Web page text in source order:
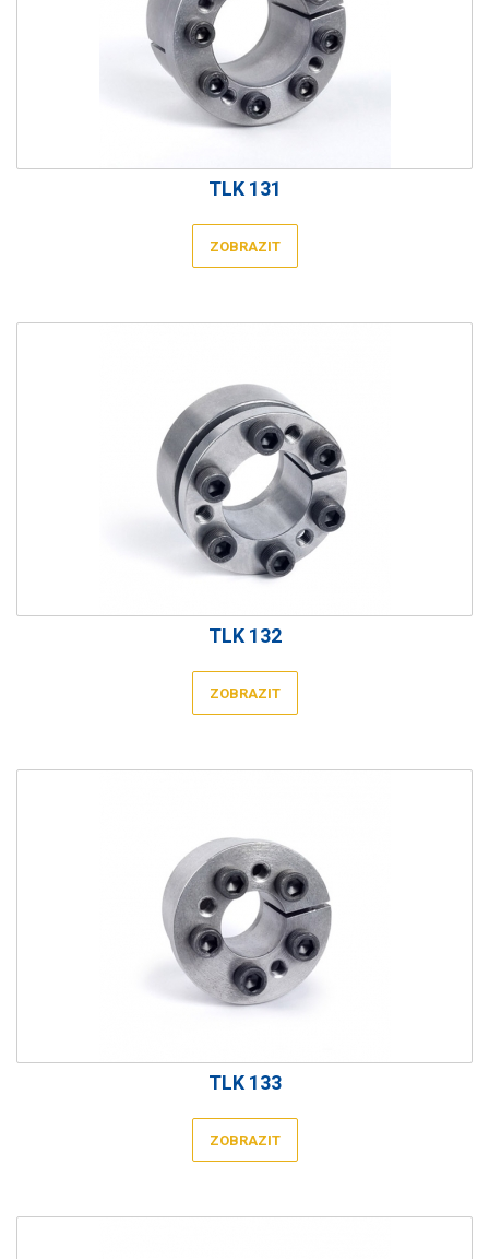
TLK 131
ZOBRAZIT
TLK 132
ZOBRAZIT
TLK 133
ZOBRAZIT